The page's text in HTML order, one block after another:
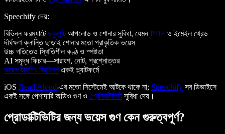
Speechify দেয়:
বিভিন্ন ফরম্যাটেডকুমেন্টআপলোড ও শোনার সুবিধা, যেমনPDF ও ইমেইল থ্রেড
দীর্ঘক্ষণ ক্লান্তি ছাড়াই শোনার মতো প্রাকৃতিক ভয়েস
উচ্চ গতিতেও স্থিতিশীল কণ্ঠ ও স্পষ্টতা
AI সমৃদ্ধ ফিচার—সারাংশ, নোট, প্রশ্নোত্তর
ভয়েস টাইপিং ডিক্টেশনএকই প্ল্যাটফর্মে
iOS Read Aloud-এর মতো সিস্টেমেই আটকে থাকে না; Speechify সব ডিভাইসে
একই সঙ্গে পেশাদারি অডিও গুণ ও প্রোডাক্টিভিটিসুবিধা দেয়।
প্রোডাক্টিভিটির জন্য ভয়েস গুণ কেন গুরুত্বপূর্ণ?